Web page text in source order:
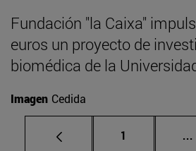
Fundación "la Caixa"
euros un proyecto de
biomédica de la
Imagen Cedida
Página
1 ...